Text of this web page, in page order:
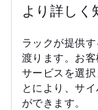
より詳しく
ラックが提供
渡ります。お
サービスを選
とにより、サ
ができます。